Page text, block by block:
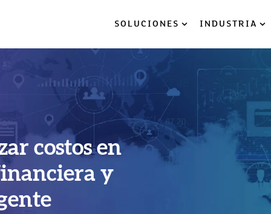
SOLUCIONES INDUSTRIA
nube: 5
tu
costos en
y
Platform
innovación